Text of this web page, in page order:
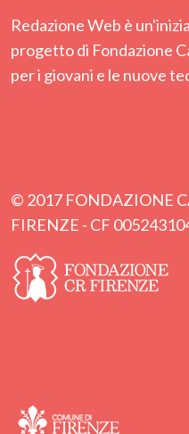
Redazione Web è
progetto di Fondazione
per i giovani e le nuove
© 2017 FONDAZIONE
FIRENZE - CF